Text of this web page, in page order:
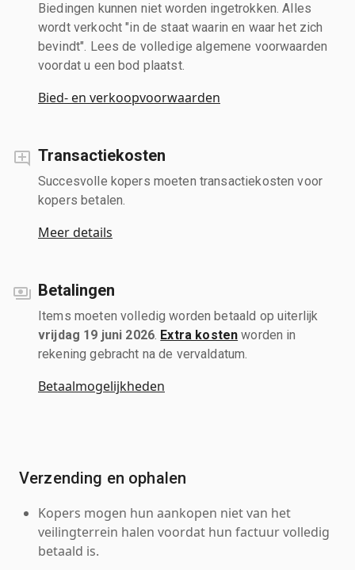
Biedingen kunnen niet worden ingetrokken. Alles
wordt verkocht "in de staat waarin en waar het zich
bevindt". Lees de volledige algemene voorwaarden
voordat u een bod plaatst.
Bied- en verkoopvoorwaarden
Transactiekosten
Succesvolle kopers moeten transactiekosten voor
kopers betalen.
Meer details
Betalingen
Items moeten volledig worden betaald op uiterlijk
vrijdag 19 juni 2026 Extra kosten worden in
rekening gebracht na de vervaldatum.
Betaalmogelijkheden
Verzending en ophalen
Kopers mogen hun aankopen niet van het
veilingterrein halen voordat hun factuur volledig
betaald is.